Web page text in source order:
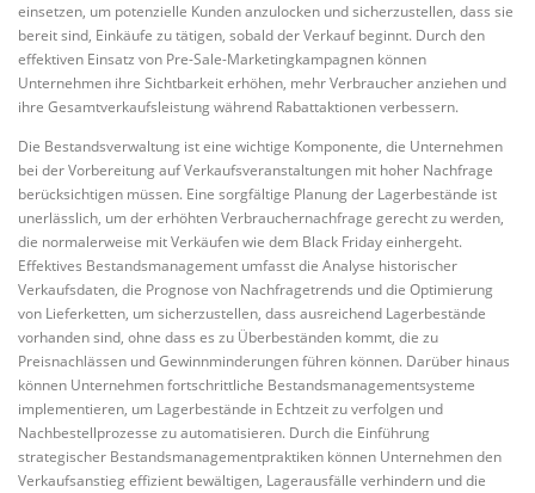
einsetzen, um potenzielle Kunden anzulocken und sicherzustellen, dass sie
bereit sind, Einkäufe zu tätigen, sobald der Verkauf beginnt. Durch den
effektiven Einsatz von Pre-Sale-Marketingkampagnen können
Unternehmen ihre Sichtbarkeit erhöhen, mehr Verbraucher anziehen und
ihre Gesamtverkaufsleistung während Rabattaktionen verbessern.
Die Bestandsverwaltung ist eine wichtige Komponente, die Unternehmen
bei der Vorbereitung auf Verkaufsveranstaltungen mit hoher Nachfrage
berücksichtigen müssen. Eine sorgfältige Planung der Lagerbestände ist
unerlässlich, um der erhöhten Verbrauchernachfrage gerecht zu werden,
die normalerweise mit Verkäufen wie dem Black Friday einhergeht.
Effektives Bestandsmanagement umfasst die Analyse historischer
Verkaufsdaten, die Prognose von Nachfragetrends und die Optimierung
von Lieferketten, um sicherzustellen, dass ausreichend Lagerbestände
vorhanden sind, ohne dass es zu Überbeständen kommt, die zu
Preisnachlässen und Gewinnminderungen führen können. Darüber hinaus
können Unternehmen fortschrittliche Bestandsmanagementsysteme
implementieren, um Lagerbestände in Echtzeit zu verfolgen und
Nachbestellprozesse zu automatisieren. Durch die Einführung
strategischer Bestandsmanagementpraktiken können Unternehmen den
Verkaufsanstieg effizient bewältigen, Lagerausfälle verhindern und die